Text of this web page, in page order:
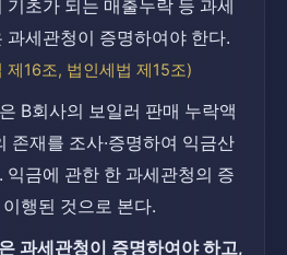
기초가 되는 매출누락 등 과세
과세관청이 증명하여야 한다.
제16조, 법인세법 제15조)
B회사의 보일러 판매 누락액
존재를 조사·증명하여 익금산
익금에 관한 한 과세관청의 증
행된 것으로 본다.
과세관청이 증명하여야 하고,